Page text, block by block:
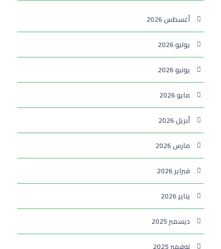
أغسطس 2026
يوليو 2026
يونيو 2026
مايو 2026
أبريل 2026
مارس 2026
فبراير 2026
يناير 2026
ديسمبر 2025
نوفمبر 2025